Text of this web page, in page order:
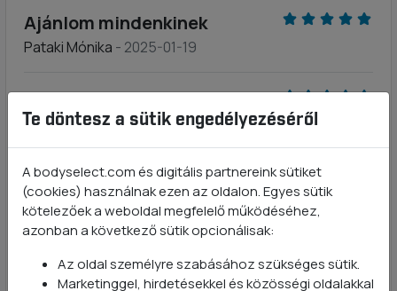
Ajánlom mindenkinek
Pataki Mónika - 2025-01-19
Szuper
Kiss Gitta- 2024-12-17
Legjobb minőség
Szászvárosi Erzsébet- 2023-07-20
Kifejezetten elégedett
Szolyák Monika- 2023-07-14
Te döntesz a sütik engedélyezéséről
A bodyselect.com és digitális partnereink sütiket
(cookies) használnak ezen az oldalon. Egyes sütik
kötelezőek a weboldal megfelelő működéséhez,
azonban a következő sütik opcionálisak:
Az oldal személyre szabásához szükséges sütik.
Marketinggel, hirdetésekkel és közösségi oldalakkal